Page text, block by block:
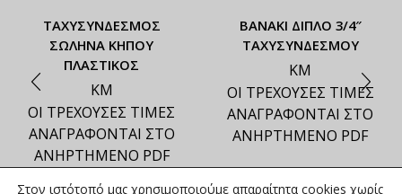
ΤΑΧΥΣΥΝΔΕΣΜΟΣ
ΣΩΛΗΝΑ ΚΗΠΟΥ
ΠΛΑΣΤΙΚΟΣ
ΚΜ
ΟΙ ΤΡΕΧΟΥΣΕΣ ΤΙΜΕΣ
ΑΝΑΓΡΑΦΟΝΤΑΙ ΣΤΟ
ΑΝΗΡΤΗΜΕΝΟ PDF
ΒΑΝΑΚΙ ΔΙΠΛΟ 3/4″
ΤΑΧΥΣΥΝΔΕΣΜΟΥ
ΚΜ
ΟΙ ΤΡΕΧΟΥΣΕΣ ΤΙΜΕΣ
ΑΝΑΓΡΑΦΟΝΤΑΙ ΣΤΟ
ΑΝΗΡΤΗΜΕΝΟ PDF
Στον ιστότοπό μας χρησιμοποιούμε απαραίτητα cookies χωρίς